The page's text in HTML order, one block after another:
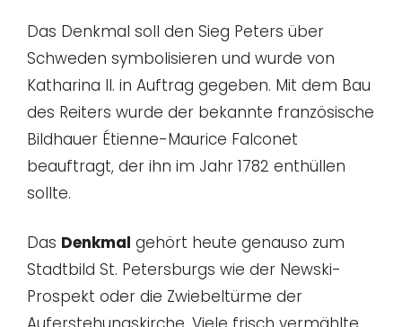
Das Denkmal soll den Sieg Peters über
Schweden symbolisieren und wurde von
Katharina II. in Auftrag gegeben. Mit dem Bau
des Reiters wurde der bekannte französische
Bildhauer Étienne-Maurice Falconet
beauftragt, der ihn im Jahr 1782 enthüllen
sollte.
Das Denkmal gehört heute genauso zum
Stadtbild St. Petersburgs wie der Newski-
Prospekt oder die Zwiebeltürme der